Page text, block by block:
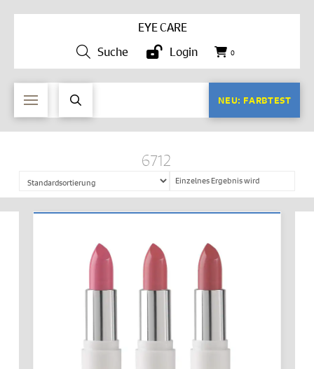
EYE CARE
Suche
Login 0
NEU: FARBTEST
6712
Einzelnes Ergebnis wird
angezeigt